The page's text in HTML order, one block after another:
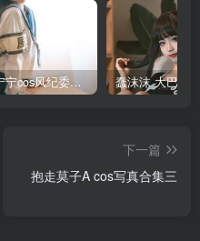
樱井宁宁cos风纪委员写真套图
下一篇
抱走莫子A cos写真合集三